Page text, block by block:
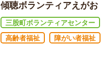
傾聴ボランティアえがお
三股町ボランティアセンター
高齢者福祉
障がい者福祉